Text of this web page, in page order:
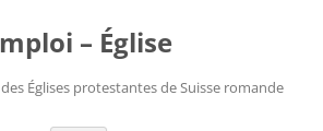
– Église
Églises protestantes de Suisse romande